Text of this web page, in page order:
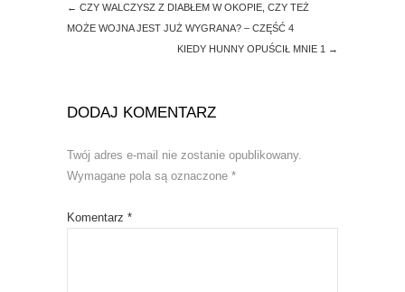
) w
← CZY WALCZYSZ Z DIABŁEM W OKOPIE, CZY TEŻ
MOŻE WOJNA JEST JUŻ WYGRANA? – CZĘŚĆ 4
KIEDY HUNNY OPUŚCIŁ MNIE 1 →
DODAJ KOMENTARZ
Twój adres e-mail nie zostanie opublikowany.
Wymagane pola są oznaczone *
Komentarz *